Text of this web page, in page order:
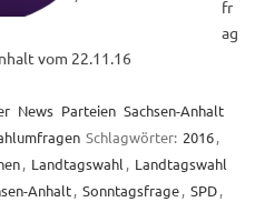
fr
ag
vom 22.11.16
News Parteien Sachsen-Anhalt
Schlagwörter: 2016,
, Landtagswahl , Landtagswahl
Anhalt, Sonntagsfrage, SPD,